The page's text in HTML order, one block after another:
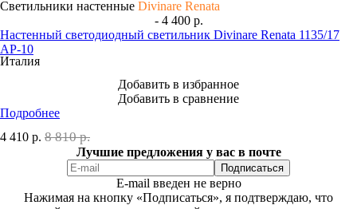
Светильники настенные Divinare Renata
- 4 400 р.
Настенный светодиодный светильник Divinare Renata 1135/17
AP-10
Италия
Добавить в избранное
Добавить в сравнение
Подробнее
4 410 р. 8 810 р.
Лучшие предложения у вас в почте
E-mail введен не верно
Нажимая на кнопку «Подписаться», я подтверждаю, что